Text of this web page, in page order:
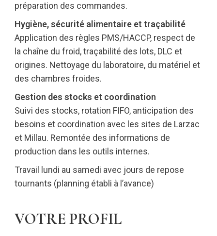
préparation des commandes.
Hygiène, sécurité alimentaire et traçabilité
Application des règles PMS/HACCP, respect de
la chaîne du froid, traçabilité des lots, DLC et
origines. Nettoyage du laboratoire, du matériel et
des chambres froides.
Gestion des stocks et coordination
Suivi des stocks, rotation FIFO, anticipation des
besoins et coordination avec les sites de Larzac
et Millau. Remontée des informations de
production dans les outils internes.
Travail lundi au samedi avec jours de repose
tournants (planning établi à l’avance)
VOTRE PROFIL